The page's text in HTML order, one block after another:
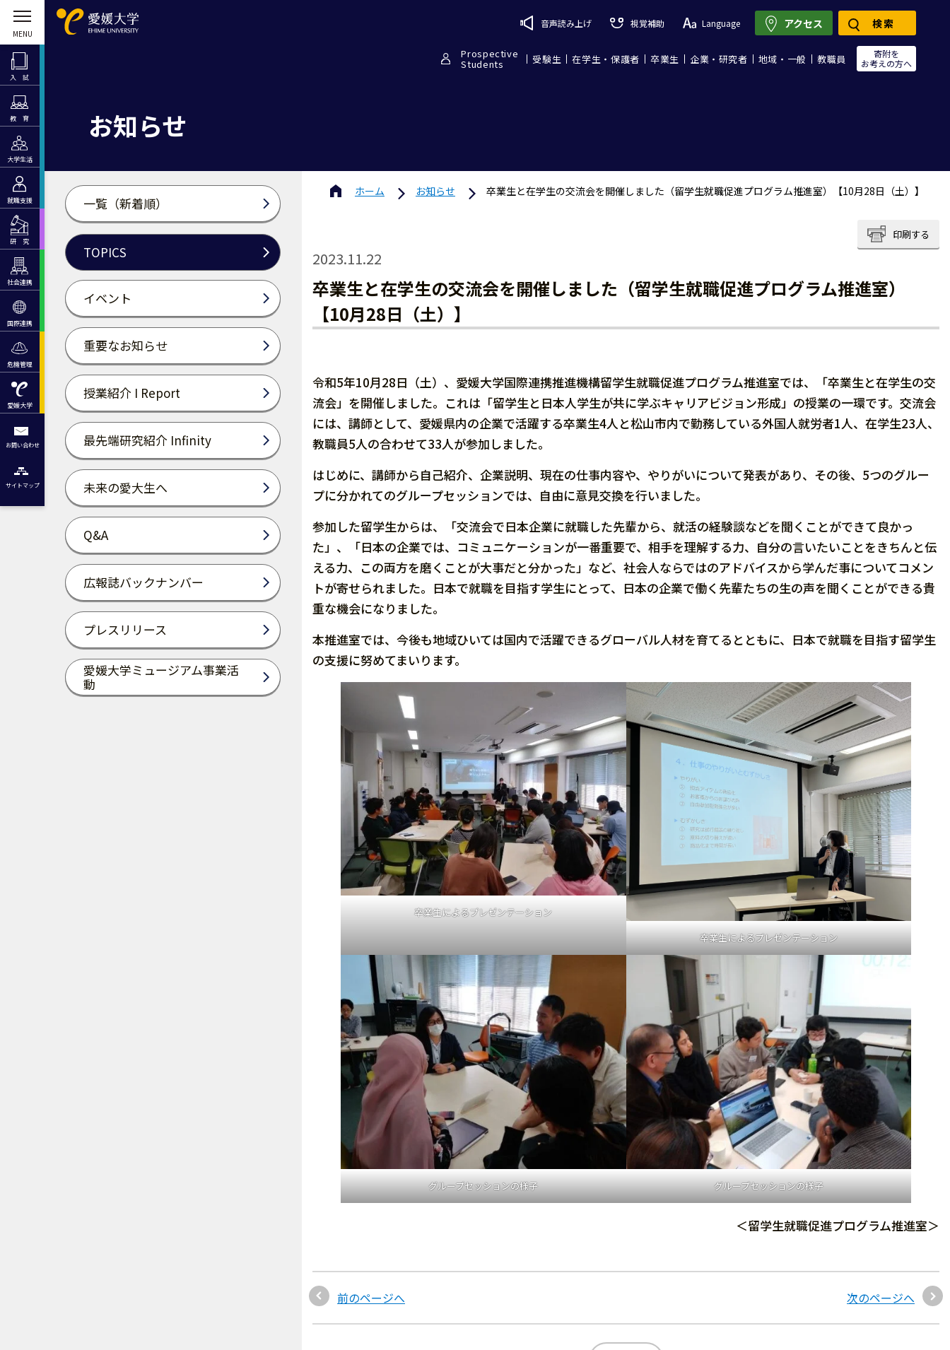
入 試
教 育
大学生活
就職支援
研 究
社会連携
国際連携
危機管理
愛媛大学
お問い合わせ
サイトマップ
音声読み上げ 視覚補助 Language
Prospective
Students 受験生 在学生・保護者 卒業生 企業・研究者 地域・一般 教職員
寄附を
お考えの方へ
アクセス 検索
お知らせ
一覧（新着順）
TOPICS
イベント
重要なお知らせ
授業紹介 I Report
最先端研究紹介 Infinity
未来の愛大生へ
Q&A
広報誌バックナンバー
プレスリリース
愛媛大学ミュージアム事業活
動
ホーム お知らせ 卒業生と在学生の交流会を開催しました（留学生就職促進プログラム推進室）【10月28日（土）】
印刷する
2023.11.22
卒業生と在学生の交流会を開催しました（留学生就職促進プログラム推進室）
【10月28日（土）】
令和5年10月28日（土）、愛媛大学国際連携推進機構留学生就職促進プログラム推進室では、「卒業生と在学生の交
流会」を開催しました。これは「留学生と日本人学生が共に学ぶキャリアビジョン形成」の授業の一環です。交流会
には、講師として、愛媛県内の企業で活躍する卒業生4人と松山市内で勤務している外国人就労者1人、在学生23人、
教職員5人の合わせて33人が参加しました。
はじめに、講師から自己紹介、企業説明、現在の仕事内容や、やりがいについて発表があり、その後、5つのグルー
プに分かれてのグループセッションでは、自由に意見交換を行いました。
参加した留学生からは、「交流会で日本企業に就職した先輩から、就活の経験談などを聞くことができて良かっ
た」、「日本の企業では、コミュニケーションが一番重要で、相手を理解する力、自分の言いたいことをきちんと伝
える力、この両方を磨くことが大事だと分かった」など、社会人ならではのアドバイスから学んだ事についてコメン
トが寄せられました。日本で就職を目指す学生にとって、日本の企業で働く先輩たちの生の声を聞くことができる貴
重な機会になりました。
本推進室では、今後も地域ひいては国内で活躍できるグローバル人材を育てるとともに、日本で就職を目指す留学生
の支援に努めてまいります。
卒業生によるプレゼンテーション
卒業生によるプレゼンテーション
グループセッションの様子 グループセッションの様子
＜留学生就職促進プログラム推進室＞
前のページへ 次のページへ